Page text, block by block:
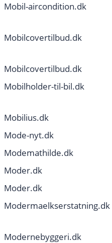
Mobil-aircondition.dk
Mobilcovertilbud.dk
Mobilcovertilbud.dk
Mobilholder-til-bil.dk
Mobilius.dk
Mode-nyt.dk
Modemathilde.dk
Moder.dk
Moder.dk
Modermaelkserstatning.dk
Modernebyggeri.dk